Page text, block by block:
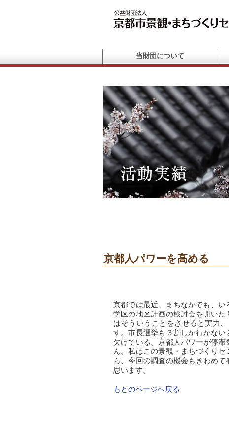
当財団について
京都人パワーを高める
京都では最近、まちなかでも、
学区の地区計画の検討会を開い
はそういうことをさせると実力
す。市長選挙も３割しか行かな
欠けている。京都人パワーが停
ん。私はこの景観・まちづくり
ら、今回の調査の機会もきわめ
思います。
もとのページへ戻る